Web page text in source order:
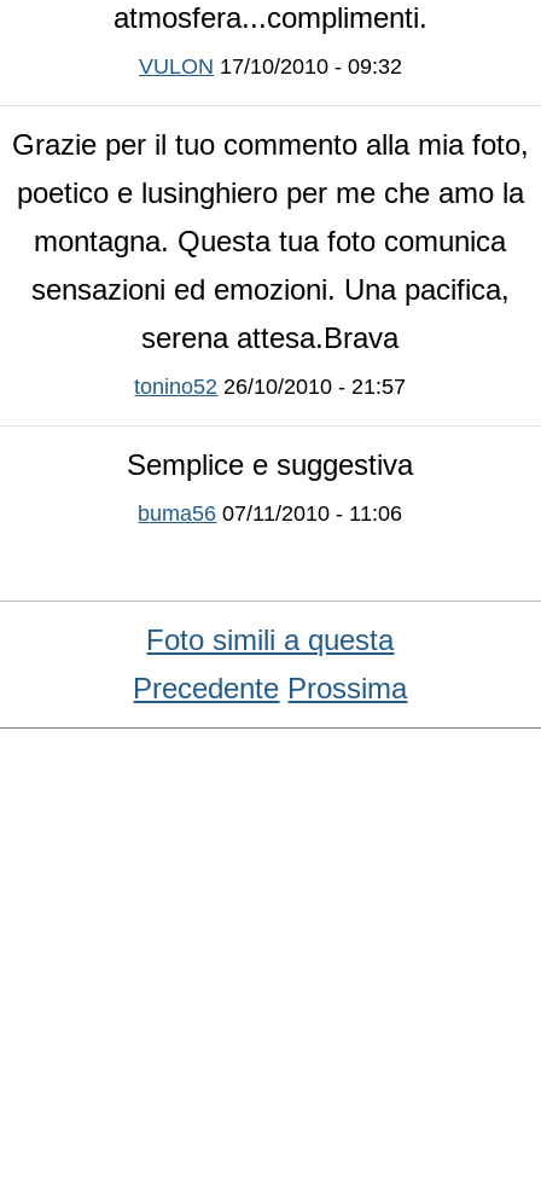
atmosfera...complimenti.
VULON 17/10/2010 - 09:32
Grazie per il tuo commento alla mia foto,
poetico e lusinghiero per me che amo la
montagna. Questa tua foto comunica
sensazioni ed emozioni. Una pacifica,
serena attesa.Brava
tonino52 26/10/2010 - 21:57
Semplice e suggestiva
buma56 07/11/2010 - 11:06
Foto simili a questa
Precedente Prossima